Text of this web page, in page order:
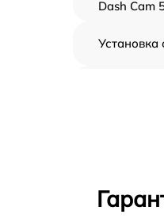
Dash Cam
Установка